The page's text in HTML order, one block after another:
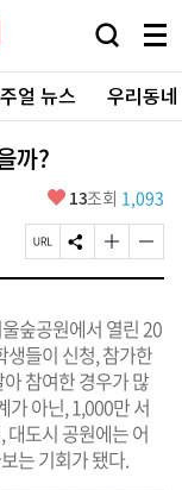
검
창
열
기
메
뉴
전
체
보
얼 뉴스 우리동
까?
좋
요
13조회 1,093
페
이
R
L
복
사
S
N
유
하
기
글
자
크
게
변
경
하
기
글
자
작
게
변
경
하
기
숲공원에서 열린 20
들이 신청, 참가한
참여한 경우가 많
가 아닌, 1,000만 서
대도시 공원에는 어
는 기회가 됐다.